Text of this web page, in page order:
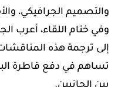
والتصميم الجرافيكي،
وفي ختام اللقاء، أعرب
إلى ترجمة هذه
تساهم في دفع قاطرة